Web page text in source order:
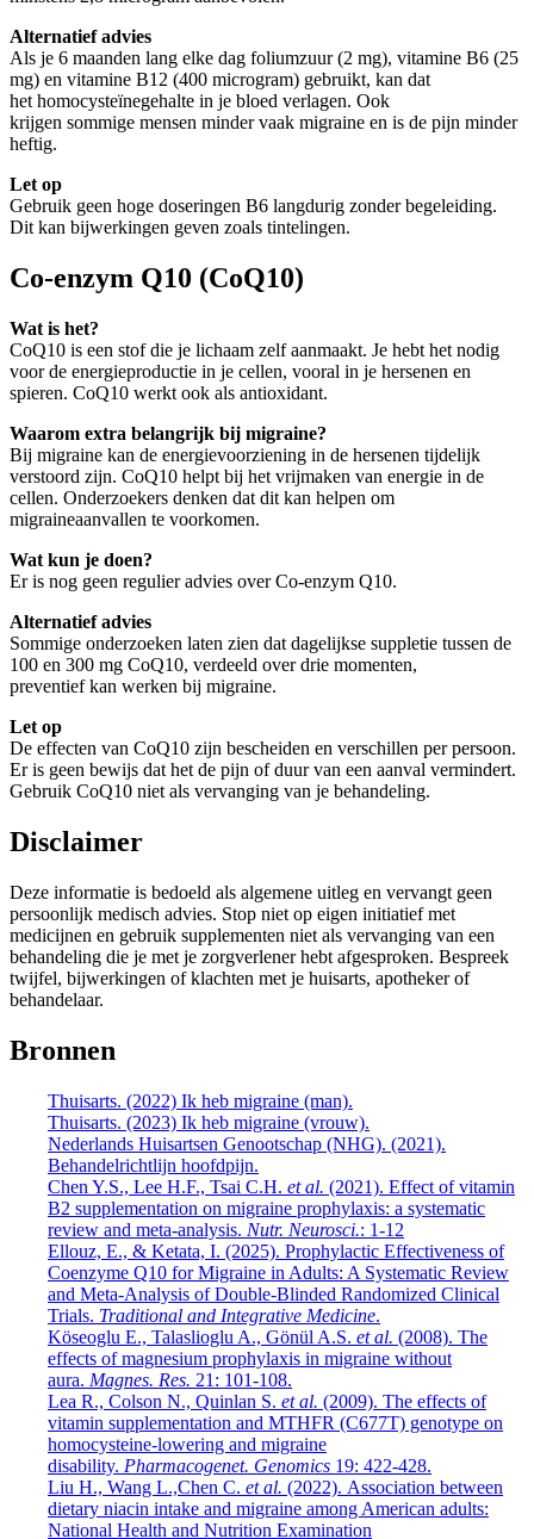
Alternatief advies
Als je 6 maanden lang elke dag foliumzuur (2 mg), vitamine B6 (25
mg) en vitamine B12 (400 microgram) gebruikt, kan dat
het homocysteïnegehalte in je bloed verlagen. Ook
krijgen sommige mensen minder vaak migraine en is de pijn minder
heftig.
Let op
Gebruik geen hoge doseringen B6 langdurig zonder begeleiding.
Dit kan bijwerkingen geven zoals tintelingen.
Co-enzym Q10 (CoQ10)
Wat is het?
CoQ10 is een stof die je lichaam zelf aanmaakt. Je hebt het nodig
voor de energieproductie in je cellen, vooral in je hersenen en
spieren. CoQ10 werkt ook als antioxidant.
Waarom extra belangrijk bij migraine?
Bij migraine kan de energievoorziening in de hersenen tijdelijk
verstoord zijn. CoQ10 helpt bij het vrijmaken van energie in de
cellen. Onderzoekers denken dat dit kan helpen om
migraineaanvallen te voorkomen.
Wat kun je doen?
Er is nog geen regulier advies over Co-enzym Q10.
Alternatief advies
Sommige onderzoeken laten zien dat dagelijkse suppletie tussen de
100 en 300 mg CoQ10, verdeeld over drie momenten,
preventief kan werken bij migraine.
Let op
De effecten van CoQ10 zijn bescheiden en verschillen per persoon.
Er is geen bewijs dat het de pijn of duur van een aanval vermindert.
Gebruik CoQ10 niet als vervanging van je behandeling.
Disclaimer
Deze informatie is bedoeld als algemene uitleg en vervangt geen
persoonlijk medisch advies. Stop niet op eigen initiatief met
medicijnen en gebruik supplementen niet als vervanging van een
behandeling die je met je zorgverlener hebt afgesproken. Bespreek
twijfel, bijwerkingen of klachten met je huisarts, apotheker of
behandelaar.
Bronnen
Thuisarts. (2022) Ik heb migraine (man).
Thuisarts. (2023) Ik heb migraine (vrouw).
Nederlands Huisartsen Genootschap (NHG). (2021).
Behandelrichtlijn hoofdpijn.
Chen Y.S., Lee H.F., Tsai C.H. et al. (2021). Effect of vitamin
B2 supplementation on migraine prophylaxis: a systematic
review and meta-analysis. Nutr. Neurosci.: 1-12
Ellouz, E., & Ketata, I. (2025). Prophylactic Effectiveness of
Coenzyme Q10 for Migraine in Adults: A Systematic Review
and Meta-Analysis of Double-Blinded Randomized Clinical
Trials. Traditional and Integrative Medicine.
Köseoglu E., Talaslioglu A., Gönül A.S. et al. (2008). The
effects of magnesium prophylaxis in migraine without
aura. Magnes. Res. 21: 101-108.
Lea R., Colson N., Quinlan S. et al. (2009). The effects of
vitamin supplementation and MTHFR (C677T) genotype on
homocysteine-lowering and migraine
disability. Pharmacogenet. Genomics 19: 422-428.
Liu H., Wang L.,Chen C. et al. (2022). Association between
dietary niacin intake and migraine among American adults:
National Health and Nutrition Examination